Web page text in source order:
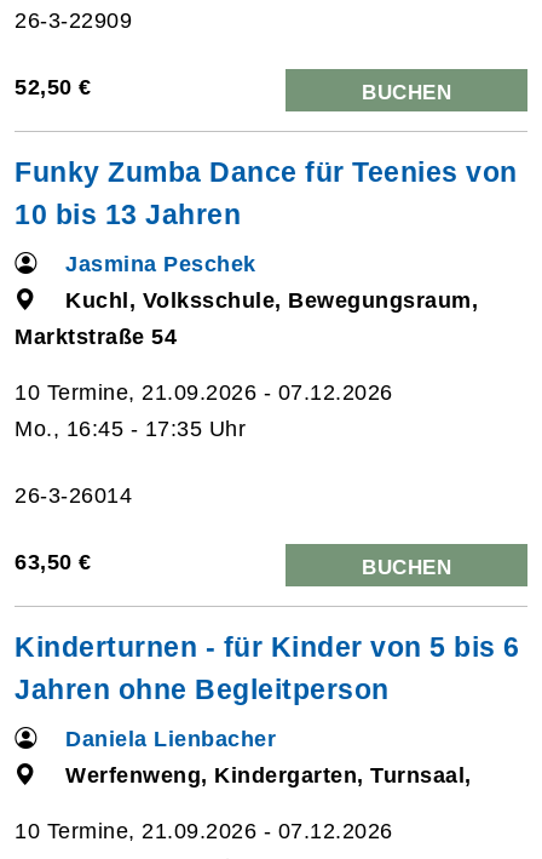
26-3-22909
52,50 € BUCHEN
Funky Zumba Dance für Teenies von
10 bis 13 Jahren
Jasmina Peschek
Kuchl, Volksschule, Bewegungsraum,
Marktstraße 54
10 Termine, 21.09.2026 - 07.12.2026
Mo., 16:45 - 17:35 Uhr
26-3-26014
63,50 € BUCHEN
Kinderturnen - für Kinder von 5 bis 6
Jahren ohne Begleitperson
Daniela Lienbacher
Werfenweng, Kindergarten, Turnsaal,
10 Termine, 21.09.2026 - 07.12.2026